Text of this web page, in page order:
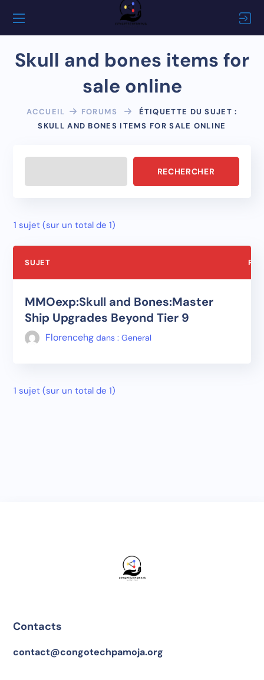
Skull and bones items for
sale online
ACCUEIL FORUMS
ÉTIQUETTE DU SUJET :
SKULL AND BONES ITEMS FOR SALE ONLINE
1 sujet (sur un total de 1)
SUJET
MMOexp:Skull and Bones:Master
Ship Upgrades Beyond Tier 9
Florencehg dans :General
1 sujet (sur un total de 1)
Contacts
contact@congotechpamoja.org